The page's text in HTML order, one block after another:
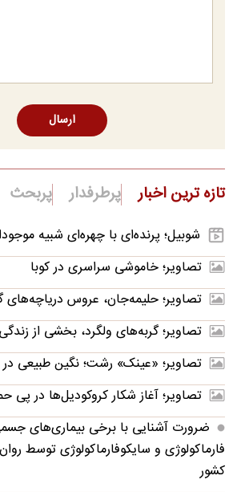
ارسال
تازه ترین اخبار پرطرفدار پربحث
شوبیل؛ پرنده‌ای با چهره‌ای شبیه
تصاویر؛ خاموشی سراسری در کوبا
تصاویر؛ حلیمه‌جان، عروس دریاچه‌های
تصاویر؛ گربه‌های ولگرد، بخشی از
تصاویر؛ «عینک» رشت؛ نگین طبیعی
تصاویر؛ آغاز شکار کروکودیل‌ها در پی
ضرورت آشنایی با برخی بیماری‌های
فارماکولوژی و سایکوفارماکولوژی توسط
کشور